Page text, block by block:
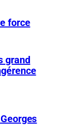
force
grand